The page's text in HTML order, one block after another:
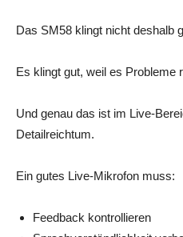
Das SM58 klingt nicht deshalb
Es klingt gut, weil es Probleme
Und genau das ist im Live-
Detailreichtum.
Ein gutes Live-Mikrofon muss:
Feedback kontrollieren